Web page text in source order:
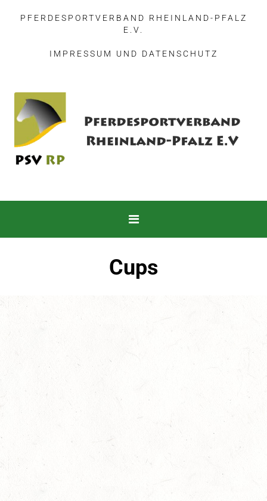
PFERDESPORTVERBAND RHEINLAND-PFALZ
E.V.
IMPRESSUM UND DATENSCHUTZ
Cups